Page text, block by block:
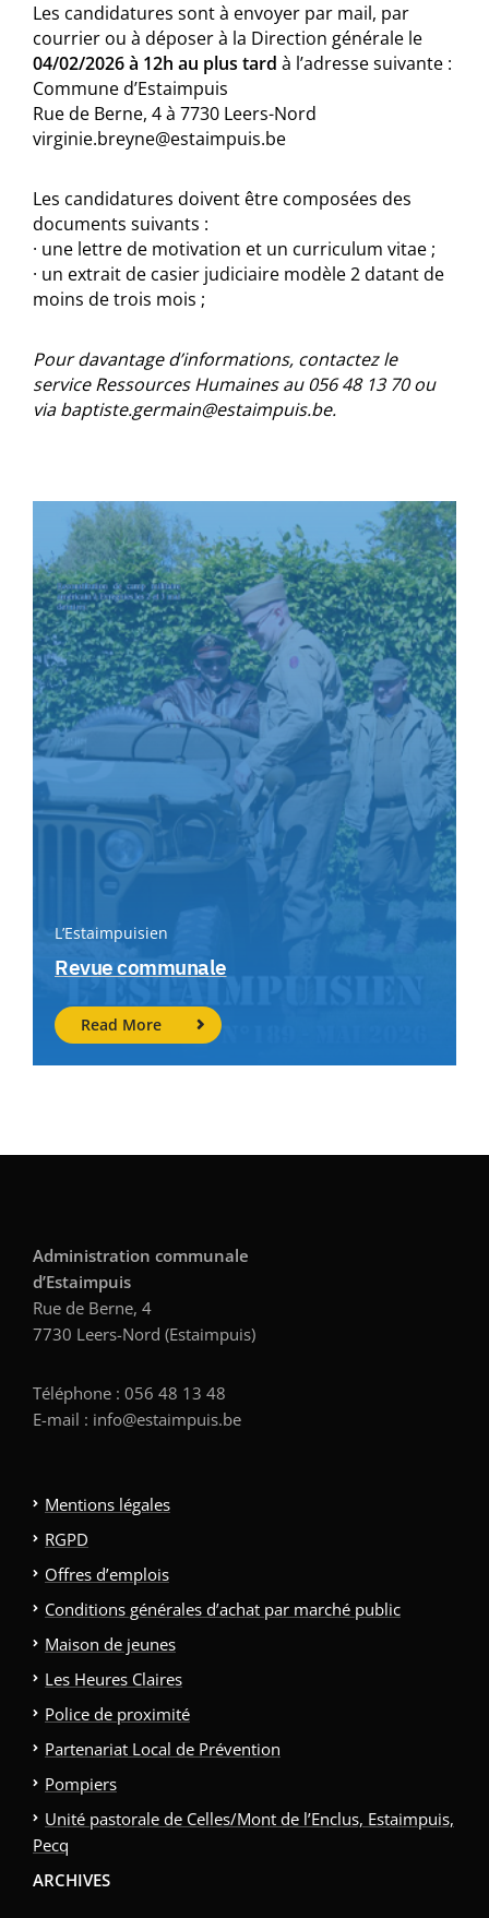
L’Estaimpuisien
Revue communale
Read More
Les candidatures sont à envoyer par mail, par
courrier ou à déposer à la Direction générale le
04/02/2026 à 12h au plus tard à l’adresse suivante :
Commune d’Estaimpuis
Rue de Berne, 4 à 7730 Leers-Nord
virginie.breyne@estaimpuis.be
Les candidatures doivent être composées des
documents suivants :
· une lettre de motivation et un curriculum vitae ;
· un extrait de casier judiciaire modèle 2 datant de
moins de trois mois ;
Pour davantage d’informations, contactez le
service Ressources Humaines au 056 48 13 70 ou
via baptiste.germain@estaimpuis.be.
Administration communale
d’Estaimpuis
Rue de Berne, 4
7730 Leers-Nord (Estaimpuis)
Téléphone : 056 48 13 48
E-mail : info@estaimpuis.be
Mentions légales
RGPD
Offres d’emplois
Conditions générales d’achat par marché public
Maison de jeunes
Les Heures Claires
Police de proximité
Partenariat Local de Prévention
Pompiers
Unité pastorale de Celles/Mont de l’Enclus, Estaimpuis,
Pecq
ARCHIVES